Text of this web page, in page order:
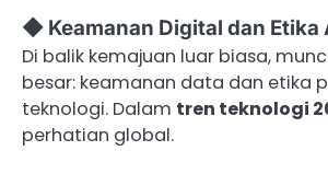
◆ Keamanan Digital dan Etika
Di balik kemajuan luar biasa,
besar: keamanan data dan etika
teknologi. Dalam tren teknologi
perhatian global.